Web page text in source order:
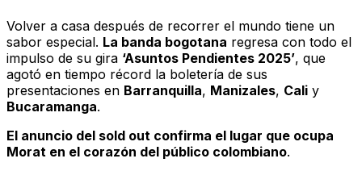
Volver a casa después de recorrer el mundo tiene un
sabor especial. La banda bogotana regresa con todo el
impulso de su gira ‘Asuntos Pendientes 2025’, que
agotó en tiempo récord la boletería de sus
presentaciones en Barranquilla, Manizales, Cali y
Bucaramanga.
El anuncio del sold out confirma el lugar que ocupa
Morat en el corazón del público colombiano.